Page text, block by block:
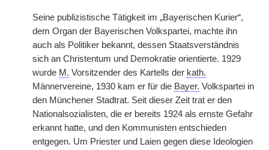
Seine publizistische Tätigkeit im „Bayerischen Kurier“,
dem Organ der Bayerischen Volkspartei, machte ihn
auch als Politiker bekannt, dessen Staatsverständnis
sich an Christentum und Demokratie orientierte. 1929
wurde M. Vorsitzender des Kartells der kath.
Männervereine, 1930 kam er für die Bayer. Volkspartei in
den Münchener Stadtrat. Seit dieser Zeit trat er den
Nationalsozialisten, die er bereits 1924 als ernste Gefahr
erkannt hatte, und den Kommunisten entschieden
entgegen. Um Priester und Laien gegen diese Ideologien